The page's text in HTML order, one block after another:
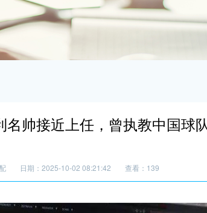
帅接近上任，曾执教中国球
日期：2025-10-02 08:21:42 查看：139